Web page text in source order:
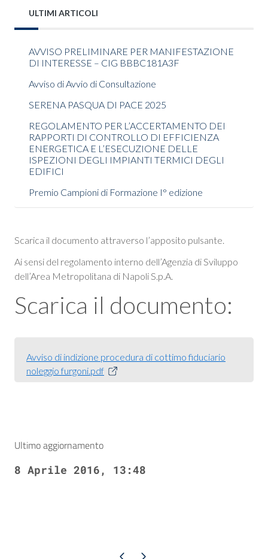
ULTIMI ARTICOLI
AVVISO PRELIMINARE PER MANIFESTAZIONE
DI INTERESSE – CIG BBBC181A3F
Avviso di Avvio di Consultazione
SERENA PASQUA DI PACE 2025
REGOLAMENTO PER L’ACCERTAMENTO DEI
RAPPORTI DI CONTROLLO DI EFFICIENZA
ENERGETICA E L’ESECUZIONE DELLE
ISPEZIONI DEGLI IMPIANTI TERMICI DEGLI
EDIFICI
Premio Campioni di Formazione I° edizione
Scarica il documento attraverso l’apposito pulsante.
Ai sensi del regolamento interno dell’Agenzia di Sviluppo
dell’Area Metropolitana di Napoli S.p.A.
Scarica il documento:
Avviso di indizione procedura di cottimo fiduciario
noleggio furgoni.pdf
Ultimo aggiornamento
8 Aprile 2016, 13:48
Pagina precedente
Pagina successiva